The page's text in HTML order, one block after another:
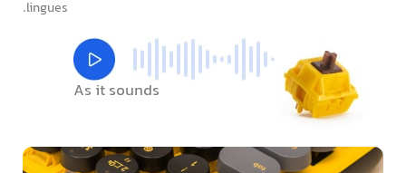
lingues.
As it sounds